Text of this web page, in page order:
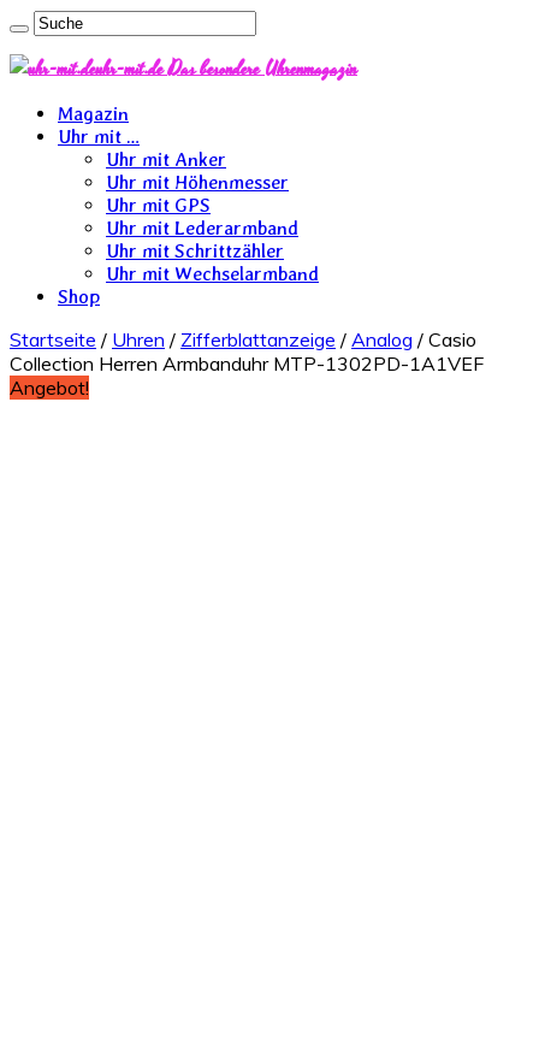
uhr-mit.de Das besondere Uhrenmagazin
Magazin
Uhr mit …
Uhr mit Anker
Uhr mit Höhenmesser
Uhr mit GPS
Uhr mit Lederarmband
Uhr mit Schrittzähler
Uhr mit Wechselarmband
Shop
Startseite / Uhren / Zifferblattanzeige / Analog / Casio
Collection Herren Armbanduhr MTP-1302PD-1A1VEF
Angebot!